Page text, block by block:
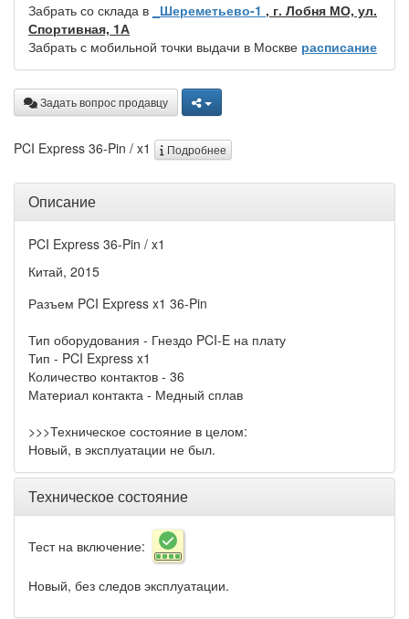
Забрать со склада в _Шереметьево-1 , г. Лобня МО, ул.
Спортивная, 1А
Забрать с мобильной точки выдачи в Москве расписание
Задать вопрос продавцу
PCI Express 36-Pin / x1 Подробнее
Описание
PCI Express 36-Pin / x1
Китай, 2015
Разъем PCI Express x1 36-Pin
Тип оборудования - Гнездо PCI-E на плату
Тип - PCI Express x1
Количество контактов - 36
Материал контакта - Медный сплав
>>>Техническое состояние в целом:
Новый, в эксплуатации не был.
Техническое состояние
Тест на включение:
Новый, без следов эксплуатации.